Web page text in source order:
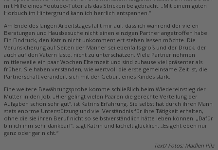
mit Hilfe eines Youtube-Tutorials das Stricken beigebracht. „Mit einem guten
Hörbuch im Hintergrund kann ich herrlich entspannen.“
Am Ende des langen Arbeitstages fällt mir auf, dass ich während der vielen
Beratungen und Hausbesuche nicht einen einzigen Partner angetroffen habe.
Ein Eindruck, den ­Katrin nicht unkommentiert stehen lassen möchte. Die
Verunsicherung auf Seiten der Männer sei ebenfalls groß und der Druck, der
auch auf den Vätern laste, nicht zu unterschätzen. Viele Partner nehmen
mittlerweile ein paar Wochen Elternzeit und sind zuhause viel präsenter als
früher. Sie haben verstanden, wie wertvoll die erste gemeinsame Zeit ist, die
Partnerschaft verändert sich mit der Geburt eines ­Kindes stark.
Eine weitere Bewährungsprobe komme schließlich beim Wiedereinstieg der
Mutter in den Job. „Hier gelingt vielen Paaren die gerechte Verteilung der
Aufgaben schon sehr gut“, ist Katrins Erfahrung. Sie selbst hat durch ihren Mann
stets enorme Unterstützung und viel Verständnis für ihre Tätigkeit erhalten,
ohne die sie ihren Beruf nicht so selbstverständlich hätte leben können. „Dafür
bin ich ihm sehr dankbar!“, sagt Katrin und lächelt glücklich. „Es geht eben nur
ganz oder gar nicht.“
Text/ Fotos: Madlen Pilz